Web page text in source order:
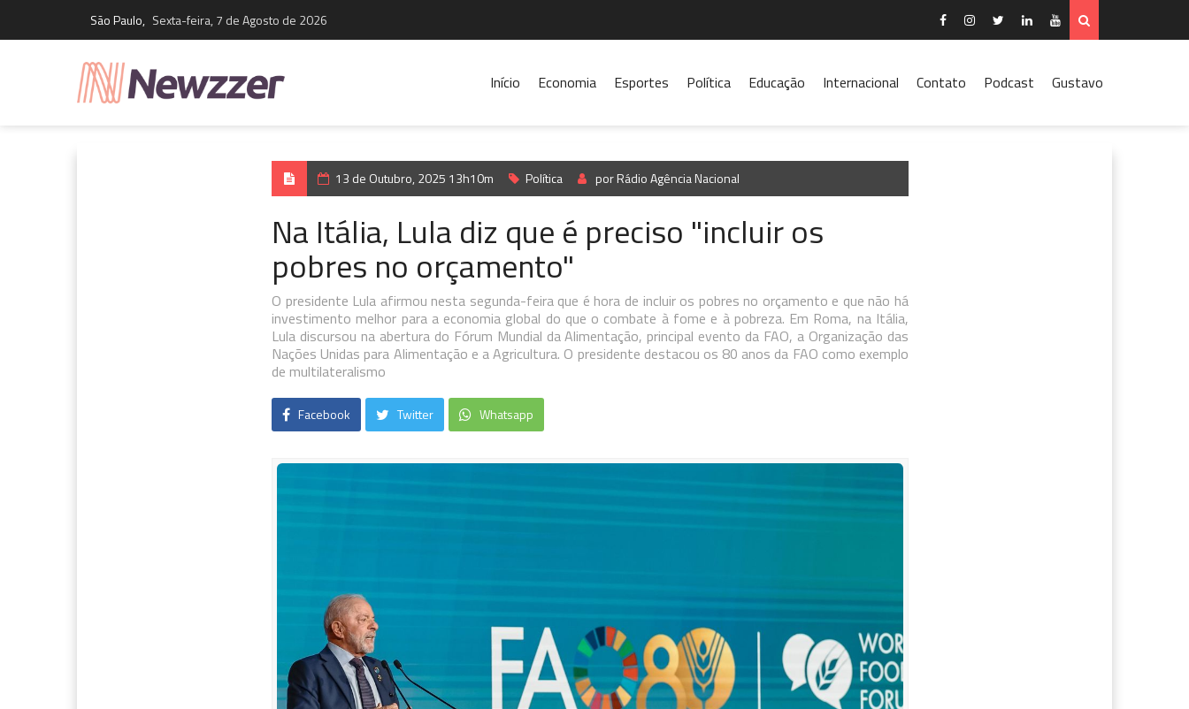
São Paulo, Sexta-feira, 7 de Agosto de 2026
Início Economia Esportes Política Educação Internacional Contato Podcast Gustavo
13 de Outubro, 2025 13h10m Política por Rádio Agência Nacional
Na Itália, Lula diz que é preciso "incluir os
pobres no orçamento"
O presidente Lula afirmou nesta segunda-feira que é hora de incluir os pobres no orçamento e que não há
investimento melhor para a economia global do que o combate à fome e à pobreza. Em Roma, na Itália,
Lula discursou na abertura do Fórum Mundial da Alimentação, principal evento da FAO, a Organização das
Nações Unidas para Alimentação e a Agricultura. O presidente destacou os 80 anos da FAO como exemplo
de multilateralismo
Facebook Twitter Whatsapp